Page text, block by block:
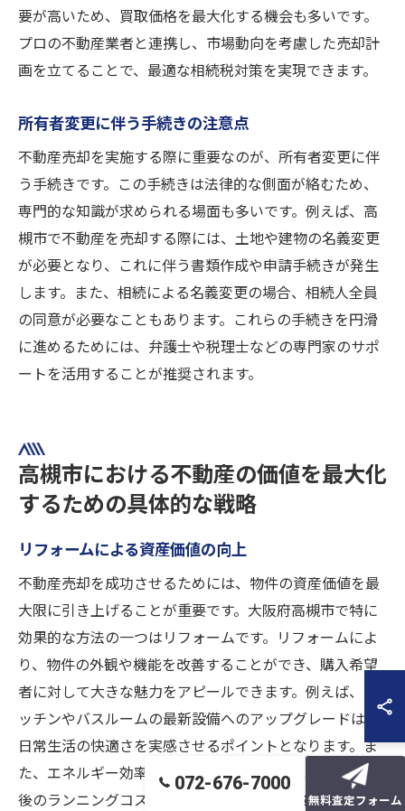
要が高いため、買取価格を最大化する機会も多いです。
プロの不動産業者と連携し、市場動向を考慮した売却計
画を立てることで、最適な相続税対策を実現できます。
所有者変更に伴う手続きの注意点
不動産売却を実施する際に重要なのが、所有者変更に伴
う手続きです。この手続きは法律的な側面が絡むため、
専門的な知識が求められる場面も多いです。例えば、高
槻市で不動産を売却する際には、土地や建物の名義変更
が必要となり、これに伴う書類作成や申請手続きが発生
します。また、相続による名義変更の場合、相続人全員
の同意が必要なこともあります。これらの手続きを円滑
に進めるためには、弁護士や税理士などの専門家のサポ
ートを活用することが推奨されます。
高槻市における不動産の価値を最大化
するための具体的な戦略
リフォームによる資産価値の向上
不動産売却を成功させるためには、物件の資産価値を最
大限に引き上げることが重要です。大阪府高槻市で特に
効果的な方法の一つはリフォームです。リフォームによ
り、物件の外観や機能を改善することができ、購入希望
者に対して大きな魅力をアピールできます。例えば、キ
ッチンやバスルームの最新設備へのアップグレードは、
日常生活の快適さを実感させるポイントとなります。ま
た、エネルギー効率の良い設備を導入することで、購入
後のランニングコストを削減できることも強調できま
072-676-7000
無料査定フォーム